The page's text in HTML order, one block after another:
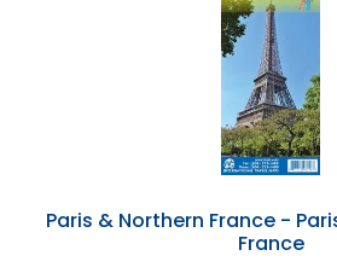
Paris & Northern France -
France